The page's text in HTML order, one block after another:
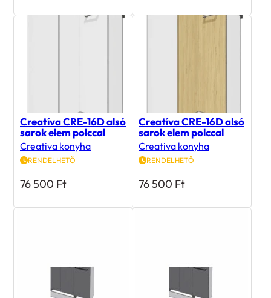
Creatíva CRE-16D alsó
sarok elem polccal
Creativa konyha
RENDELHETŐ
76 500 Ft
Creatíva CRE-16D alsó
sarok elem polccal
Creativa konyha
RENDELHETŐ
76 500 Ft